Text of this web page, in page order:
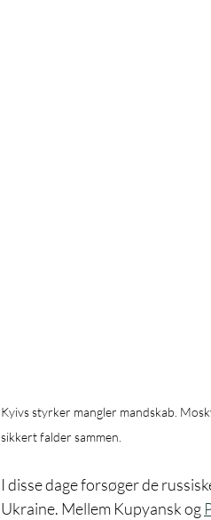
Kyivs styrker mangler mandskab.
sikkert falder sammen.
I disse dage forsøger de
Ukraine. Mellem Kupyansk og